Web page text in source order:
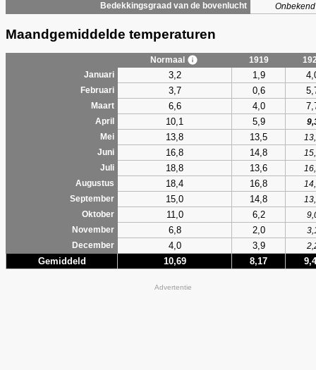
Bedekkingsgraad van de bovenlucht
Onbekend
Maandgemiddelde temperaturen
Normaal 1919
Januari
3,2 1,9
Februari 3,7 0,6
Maart 6,6 4,0
April 10,1 5,9
Mei
13,8 13,5
Juni
16,8 14,8
Juli
18,8 13,6
Augustus
18,4 16,8
September
15,0 14,8
Oktober
11,0 6,2
November
6,8 2,0
December
4,0 3,9
Gemiddeld 10,69 8,17
Advertentie